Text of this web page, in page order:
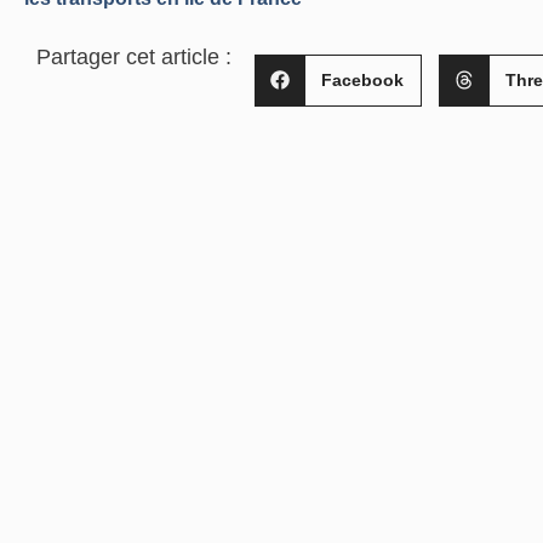
Partager cet article :
Facebook